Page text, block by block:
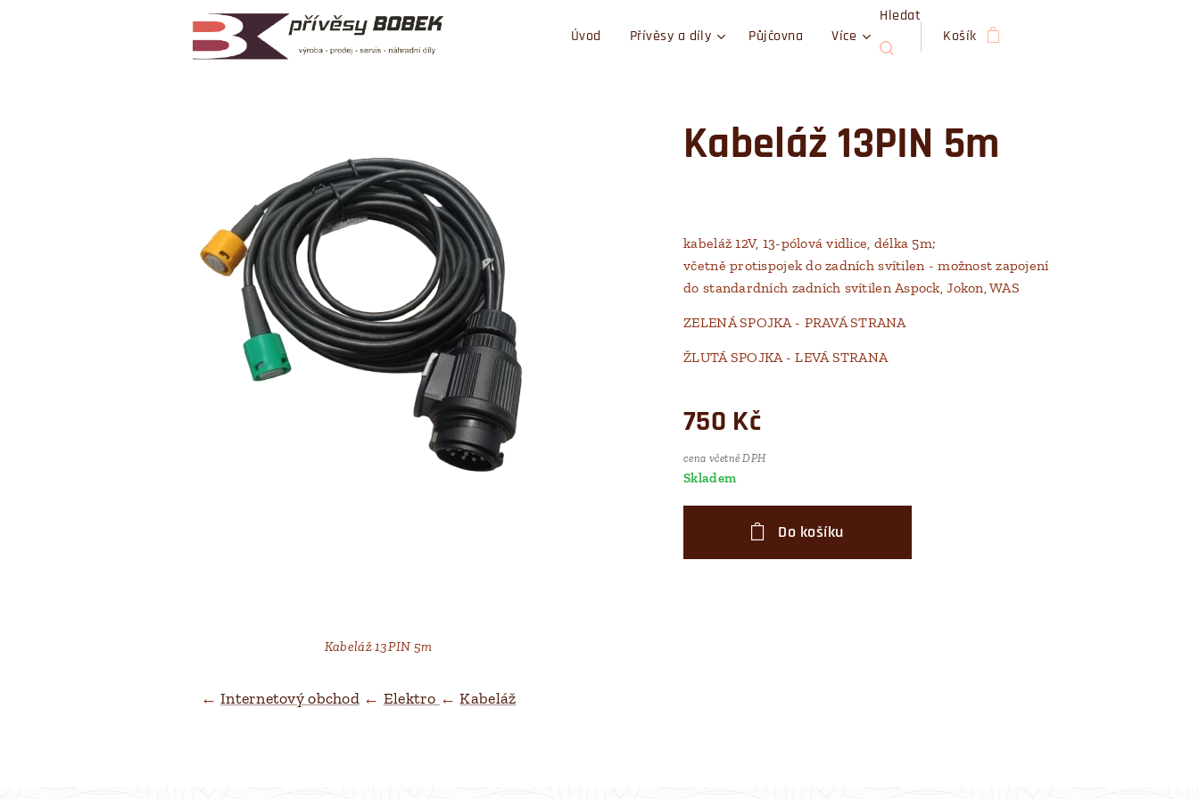
Úvod Přívěsy a díly Půjčovna Více
Hledat
Košík
Kabeláž 13PIN 5m
Kabeláž 13PIN 5m
kabeláž 12V, 13-pólová vidlice, délka 5m;
včetně protispojek do zadních svítilen - možnost zapojení
do standardních zadních svítilen Aspock, Jokon, WAS
ZELENÁ SPOJKA - PRAVÁ STRANA
ŽLUTÁ SPOJKA - LEVÁ STRANA
750 Kč
cena včetně DPH
Skladem
Do košíku
←Internetový obchod← Elektro ←Kabeláž